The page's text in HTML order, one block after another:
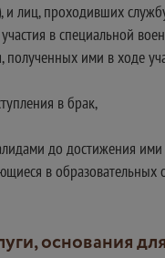
и лиц, проходивших
в специальной
полученных ими в
в брак,
до достижения ими
в
основания